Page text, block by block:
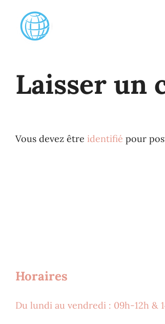
Laisser un
Vous devez être identifié pour
Horaires
Du lundi au vendredi : 09h-12h &